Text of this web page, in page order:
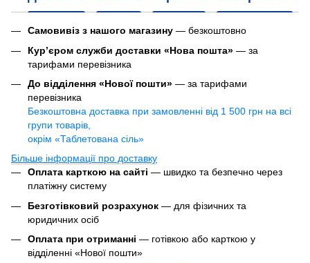
Самовивіз з нашого магазину — безкоштовно
Кур’єром служби доставки «Нова пошта» — за
тарифами перевізника
До відділення «Нової пошти» — за тарифами
перевізника
Безкоштовна доставка при замовленні від 1 500 грн на всі
групи товарів,
окрім «Таблетована сіль»
Більше інформації про доставку
Оплата карткою на сайті — швидко та безпечно через
платіжну систему
Безготівковий розрахунок — для фізичних та
юридичних осіб
Оплата при отриманні — готівкою або карткою у
відділенні «Нової пошти»